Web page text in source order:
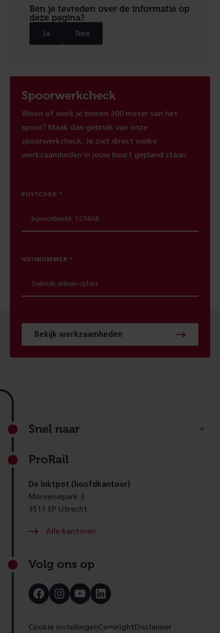
Ben je tevreden over de informatie op
deze pagina?
Ja Nee
Spoorwerkcheck
Woon of werk je binnen 300 meter van het
spoor? Maak dan gebruik van onze
spoorwerkcheck. Je ziet direct welke
werkzaamheden in jouw buurt gepland staan.
POSTCODE
HUISNUMMER
Bekijk werkzaamheden
Footer
Snel naar
ProRail
De Inktpot (hoofdkantoor)
Moreelsepark 3
3511 EP Utrecht
Alle kantoren
Volg ons op
Bezoek
onze
Bezoek
onze
Bezoek
onze
Bezoek
onze
Cookie instellingenCopyright Disclaimer